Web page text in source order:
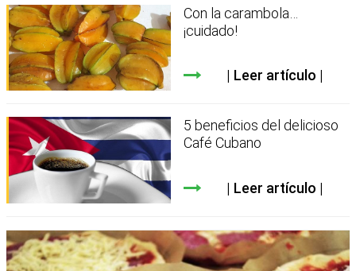
Con la carambola…
¡cuidado!
Leer artículo
5 beneficios del delicioso
Café Cubano
Leer artículo